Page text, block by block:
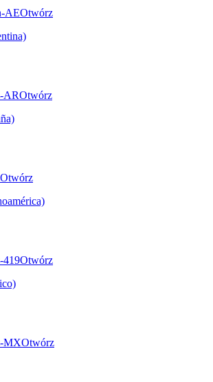
AEOtwórz
AROtwórz
Otwórz
419Otwórz
MXOtwórz